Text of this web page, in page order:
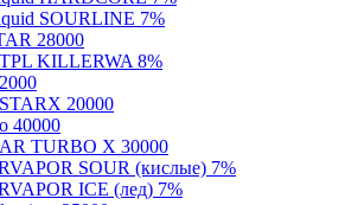
SOURLINE 7%
28000
KILLERWA 8%
20000
40000
TURBO X 30000
SOUR (кислые) 7%
ICE (лед) 7%
25000